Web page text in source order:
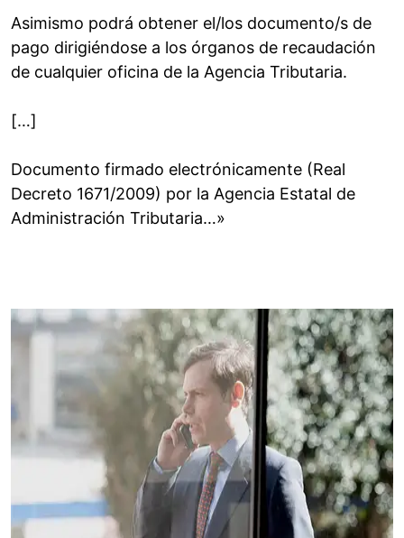
Asimismo podrá obtener el/los documento/s de
pago dirigiéndose a los órganos de recaudación
de cualquier oficina de la Agencia Tributaria.
[…]
Documento firmado electrónicamente (Real
Decreto 1671/2009) por la Agencia Estatal de
Administración Tributaria…»